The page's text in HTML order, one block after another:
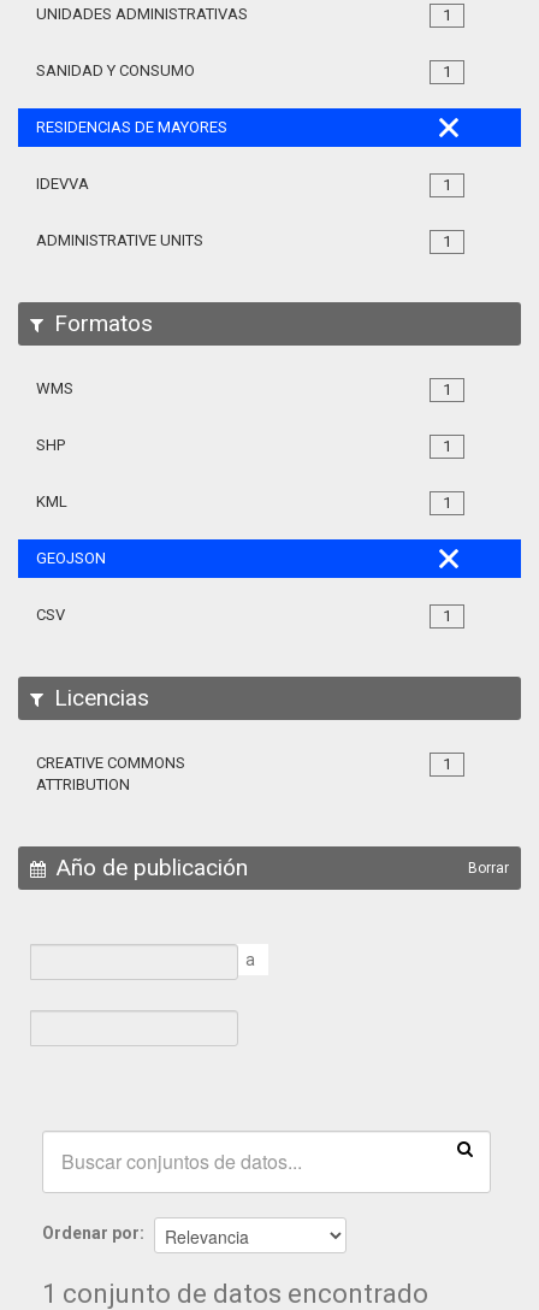
1
UNIDADES ADMINISTRATIVAS
1
SANIDAD Y CONSUMO
RESIDENCIAS DE MAYORES
1
IDEVVA
1
ADMINISTRATIVE UNITS
Formatos
1
WMS
1
SHP
1
KML
GEOJSON
1
CSV
Licencias
1
CREATIVE COMMONS
ATTRIBUTION
Año de publicación Borrar
a
Ordenar por
1 conjunto de datos encontrado